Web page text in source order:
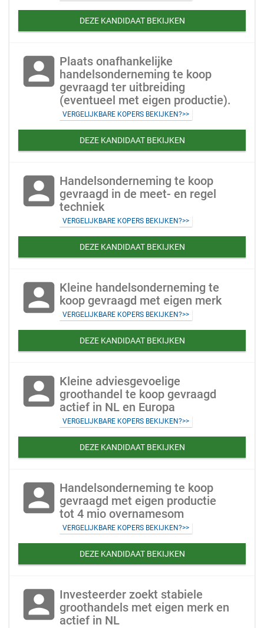
DEZE KANDIDAAT BEKIJKEN
account_box Plaats onafhankelijke
handelsonderneming te koop
gevraagd ter uitbreiding
(eventueel met eigen productie).
VERGELIJKBARE KOPERS BEKIJKEN?>>
DEZE KANDIDAAT BEKIJKEN
account_box Handelsonderneming te koop
gevraagd in de meet- en regel
techniek
VERGELIJKBARE KOPERS BEKIJKEN?>>
DEZE KANDIDAAT BEKIJKEN
account_box Kleine handelsonderneming te
koop gevraagd met eigen merk
VERGELIJKBARE KOPERS BEKIJKEN?>>
DEZE KANDIDAAT BEKIJKEN
account_box Kleine adviesgevoelige
groothandel te koop gevraagd
actief in NL en Europa
VERGELIJKBARE KOPERS BEKIJKEN?>>
DEZE KANDIDAAT BEKIJKEN
account_box Handelsonderneming te koop
gevraagd met eigen productie
tot 4 mio overnamesom
VERGELIJKBARE KOPERS BEKIJKEN?>>
DEZE KANDIDAAT BEKIJKEN
account_box Investeerder zoekt stabiele
groothandels met eigen merk en
actief in NL